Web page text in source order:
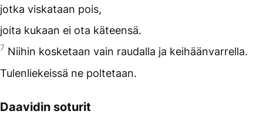
jotka viskataan pois,
joita kukaan ei ota käteensä.
7 Niihin kosketaan vain raudalla ja keihäänvarrella.
Tulenliekeissä ne poltetaan.
Daavidin soturit